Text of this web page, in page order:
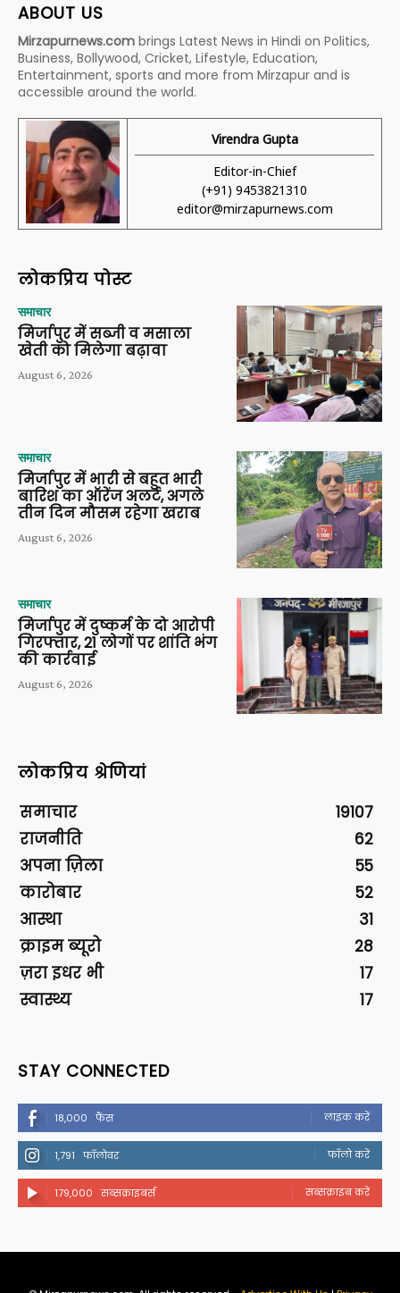
ABOUT US
Mirzapurnews.com brings Latest News in Hindi on Politics,
Business, Bollywood, Cricket, Lifestyle, Education,
Entertainment, sports and more from Mirzapur and is
accessible around the world.
Virendra Gupta
Editor-in-Chief
(+91) 9453821310
editor@mirzapurnews.com
लोकप्रिय पोस्ट
समाचार
मिर्जापुर में सब्जी व मसाला
खेती को मिलेगा बढ़ावा
August 6, 2026
समाचार
मिर्जापुर में भारी से बहुत भारी
बारिश का ऑरेंज अलर्ट, अगले
तीन दिन मौसम रहेगा खराब
August 6, 2026
समाचार
मिर्जापुर में दुष्कर्म के दो आरोपी
गिरफ्तार, 21 लोगों पर शांति भंग
की कार्रवाई
August 6, 2026
लोकप्रिय श्रेणियां
समाचार
19107
राजनीति
62
अपना ज़िला
55
कारोबार
52
आस्था
31
क्राइम ब्यूरो
28
ज़रा इधर भी
17
स्वास्थ्य
17
STAY CONNECTED
18,000 फैंस लाइक करें
1,791 फॉलोवर फॉलो करें
179,000 सब्सक्राइबर्स सब्सक्राइब करें